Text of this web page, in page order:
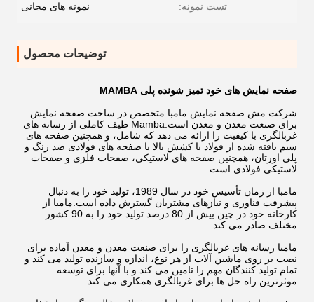
تست نمونه: نمونه های مجانی
توضیحات محصول
صفحه نمایش های خود تمیز شونده پلی MAMBA
شرکت مش صفحه نمایش مامبا متخصص در ساخت صفحه نمایش
برای صنعت معدن و معدن است.Mamba طیف کاملی از رسانه های
غربالگری با کیفیت را ارائه می دهد که شامل، و همچنین صفحه های
سیم بافته شده از فولاد با کشش بالا یا صفحه های فولادی ضد زنگ و
پلی اورتان، همچنین صفحه های لاستیکی، صفحات فلزی و صفحات
لاستیکی فولادی است.
مامبا از زمان تأسیس خود در سال 1989، تولید خود را به دنبال
پیشرفت فناوری و نیازهای مشتریان گسترش داده است.مامبا از
کارخانه خود در چین بیش از 80 درصد تولید خود را به 90 کشور
مختلف صادر می کند.
مامبا رسانه های غربالگری را برای صنعت معدن و معدن آماده برای
نصب بر روی ماشین آلات از هر نوع، اندازه و سازنده تولید می کند و
تمام تولید کنندگان مهم را تامین می کند و با آنها برای توسعه
موثرترین راه حل ها برای غربالگری همکاری می کند.